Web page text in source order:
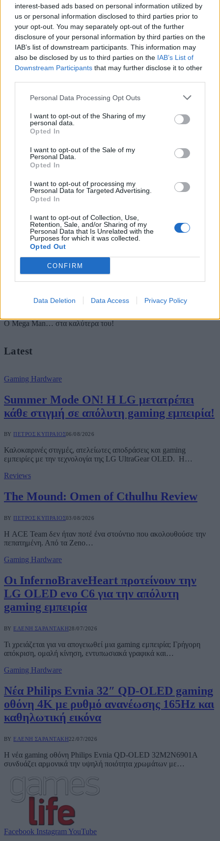
interest-based ads based on personal information utilized by
us or personal information disclosed to third parties prior to
your opt-out. You may separately opt-out of the further
disclosure of your personal information by third parties on the
IAB’s list of downstream participants. This information may
also be disclosed by us to third parties on the IAB’s List of
Downstream Participants that may further disclose it to other
Personal Data Processing Opt Outs
I want to opt-out of the Sharing of my
personal data.
Opted In
I want to opt-out of the Sale of my
Personal Data.
Opted In
I want to opt-out of processing my
Personal Data for Targeted Advertising.
Opted In
I want to opt-out of Collection, Use,
Retention, Sale, and/or Sharing of my
Personal Data that Is Unrelated with the
Purposes for which it was collected.
Opted Out
CONFIRM
Data Deletion Data Access Privacy Policy
Browsing:
Reviews
Mega Man 11 Review
ΜΊΛΤΟΣ ΠΑΓΩΝΊΔΗΣ
Ο Mega Man μπήκε στα πρώτα -άντα και μπορεί κανείς να
φανταστεί καλύτερο εορτασμό από ένα ολοκαίνουργιο επεισόδιο;
Οκτώ χρόνια…
Mega Man 11: ανακοινώθηκε επίσημα και
κυκλοφορεί το 2018
Ο Mega Man… στα καλύτερα του!
Latest
Gaming Hardware
Summer Mode ON! Η LG μετατρέπει
κάθε στιγμή σε απόλυτη gaming εμπειρία!
BY ΠΈΤΡΟΣ ΚΥΠΡΑΊΟΣ06/08/2026
Καλοκαιρινές στιγμές, ατελείωτες αποδράσεις και gaming
εμπειρίες με την τεχνολογία της LG UltraGear OLED. Η…
Reviews
The Mound: Omen of Cthulhu Review
BY ΠΈΤΡΟΣ ΚΥΠΡΑΊΟΣ03/08/2026
Η ACE Team δεν ήταν ποτέ ένα στούντιο που ακολουθούσε την
πεπατημένη. Από τα Zeno…
Gaming Hardware
Οι InfernoBraveHeart προτείνουν την
LG OLED evo C6 για την απόλυτη
gaming εμπειρία
BY ΕΛΈΝΗ ΣΑΡΑΝΤΆΚΗ28/07/2026
Τι χρειάζεται για να απογειωθεί μια gaming εμπειρία; Γρήγορη
απόκριση, ομαλή κίνηση, εντυπωσιακά γραφικά και…
Gaming Hardware
Νέα Philips Evnia 32″ QD-OLED gaming
οθόνη 4K με ρυθμό ανανέωσης 165Hz και
καθηλωτική εικόνα
BY ΕΛΈΝΗ ΣΑΡΑΝΤΆΚΗ22/07/2026
Η νέα gaming οθόνη Philips Evnia QD-OLED 32M2N6901A
συνδυάζει αρμονικά την υψηλή ποιότητα χρωμάτων με…
Facebook Instagram YouTube